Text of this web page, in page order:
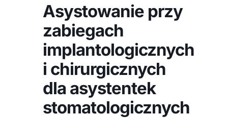
Asystowanie przy
zabiegach
implantologicznych
i chirurgicznych
dla asystentek
stomatologicznych